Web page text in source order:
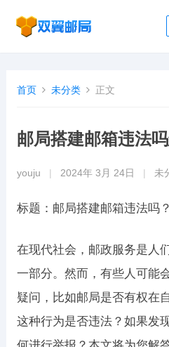
首页 未分类 正文
邮局搭建邮箱违法
youju 2024年 3月 24日 未
标题：邮局搭建邮箱违法吗
在现代社会，邮政服务是人
一部分。然而，有些人可能
疑问，比如邮局是否有权在
这种行为是否违法？如果发